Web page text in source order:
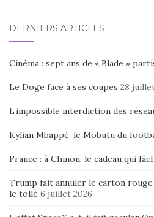
DERNIERS ARTICLES
Cinéma : sept ans de « Blade »
Le Doge face à ses coupes 28
L’impossible interdiction des
Kylian Mbappé, le Mobutu du
France : à Chinon, le cadeau qui
Trump fait annuler le carton
le tollé 6 juillet 2026